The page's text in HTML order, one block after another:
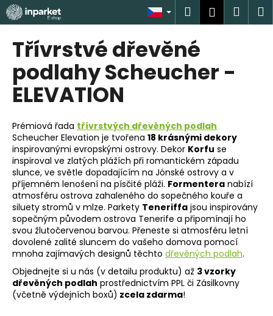
Přejít
na
obsah
Hledat
Třívrstvé dřevěné
podlahy Scheucher -
ELEVATION
Prémiová řada třívrstvých dřevěných podlah
Scheucher Elevation je tvořena 18 krásnými dekory
inspirovanými evropskými ostrovy. Dekor Korfu se
inspiroval ve zlatých plážích při romantickém západu
slunce, ve světle dopadajícím na Jónské ostrovy a v
příjemném lenošení na písčité pláži. Formentera nabízí
atmosféru ostrova zahaleného do sopečného kouře a
siluety stromů v mlze. Parkety Teneriffa jsou inspirovány
sopečným původem ostrova Tenerife a připomínají ho
svou žlutočervenou barvou. Přeneste si atmosféru letní
dovolené zalité sluncem do vašeho domova pomocí
mnoha zajímavých designů těchto dřevěných podlah.
Objednejte si u nás (v detailu produktu) až 3 vzorky
dřevěných podlah prostřednictvím PPL či Zásilkovny
(včetně výdejních boxů) zcela zdarma!
K
o
C
o
p
t
ř
e
b
u
j
e
t
e
n
a
j